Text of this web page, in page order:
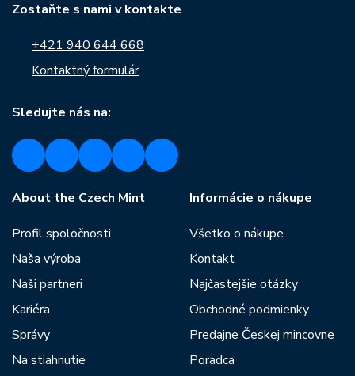
Zostaňte s nami v kontakte
+421 940 644 668
Kontaktný formulár
Sledujte nás na:
About the Czech Mint
Profil spoločnosti
Naša výroba
Naši partneri
Kariéra
Správy
Na stiahnutie
Informácie o nákupe
Všetko o nákupe
Kontakt
Najčastejšie otázky
Obchodné podmienky
Predajne Českej mincovne
Poradca